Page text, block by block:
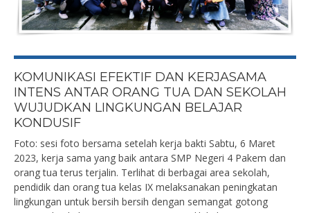
KOMUNIKASI EFEKTIF DAN KERJASAMA
INTENS ANTAR ORANG TUA DAN SEKOLAH
WUJUDKAN LINGKUNGAN BELAJAR
KONDUSIF
Foto: sesi foto bersama setelah kerja bakti Sabtu, 6 Maret
2023, kerja sama yang baik antara SMP Negeri 4 Pakem dan
orang tua terus terjalin. Terlihat di berbagai area sekolah,
pendidik dan orang tua kelas IX melaksanakan peningkatan
lingkungan untuk bersih bersih dengan semangat gotong